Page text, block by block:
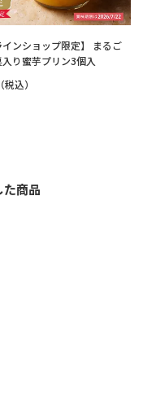
インショップ限定】 まるご
入り蜜芋プリン3個入
込）
た商品